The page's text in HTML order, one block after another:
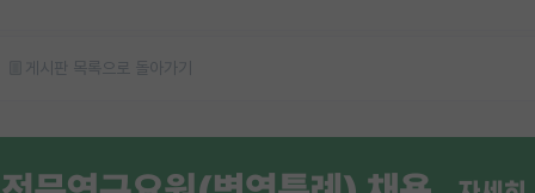
게시판 목록으로 돌아가기